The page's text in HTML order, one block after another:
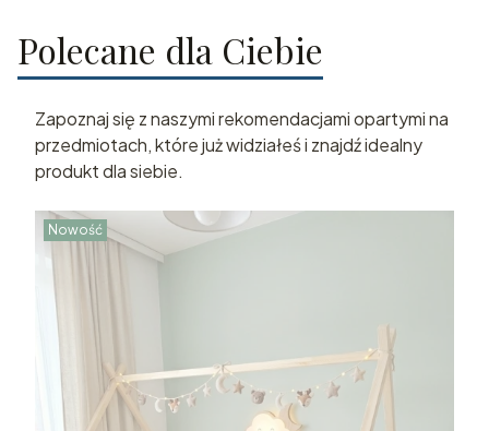
Polecane dla Ciebie
Zapoznaj się z naszymi rekomendacjami opartymi na
przedmiotach, które już widziałeś i znajdź idealny
produkt dla siebie.
Nowość